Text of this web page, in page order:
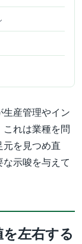
産管理やイン
れは業種を問
を見つめ直
示唆を与えて
左右する